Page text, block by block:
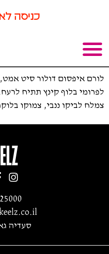
כניסה
לורם איפסום דולור סיט
לפרומי בלוף קינץ תתיח
צמלח לביקו ננבי, צמוקו
סעדיה גאון